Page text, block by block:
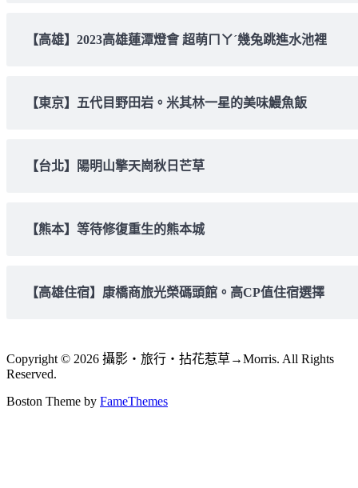
【高雄】2023高雄蓮潭燈會 超萌ㄇㄚˊ幾兔跳進水池裡
【東京】五代目野田岩。米其林一星的美味鰻魚飯
【台北】陽明山擎天崗秋日芒草
【熊本】等待修復重生的熊本城
【高雄住宿】康橋商旅光榮碼頭館。高CP值住宿選擇
Copyright © 2026 攝影‧旅行‧拈花惹草→Morris. All Rights
Reserved.
Boston Theme by FameThemes